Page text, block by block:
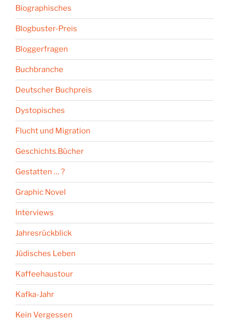
Biographisches
Blogbuster-Preis
Bloggerfragen
Buchbranche
Deutscher Buchpreis
Dystopisches
Flucht und Migration
Geschichts.Bücher
Gestatten … ?
Graphic Novel
Interviews
Jahresrückblick
Jüdisches Leben
Kaffeehaustour
Kafka-Jahr
Kein Vergessen